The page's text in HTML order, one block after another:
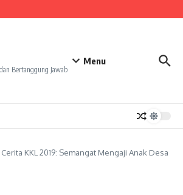
4 Bali
Kerja Bakti di Anjungan Melancar
Bertanggung Jawab
Menu
Cerita KKL 2019: Semangat Mengaji Anak Desa